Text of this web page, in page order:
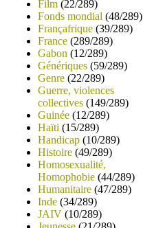
Film (22/289)
Fonds mondial (48/289)
Françafrique (39/289)
France (289/289)
Gabon (12/289)
Génériques (59/289)
Genre (22/289)
Guerre, violences
collectives (149/289)
Guinée (12/289)
Haïti (15/289)
Handicap (10/289)
Histoire (49/289)
Homosexualité,
Homophobie (44/289)
Humanitaire (47/289)
Inde (34/289)
JAIV (10/289)